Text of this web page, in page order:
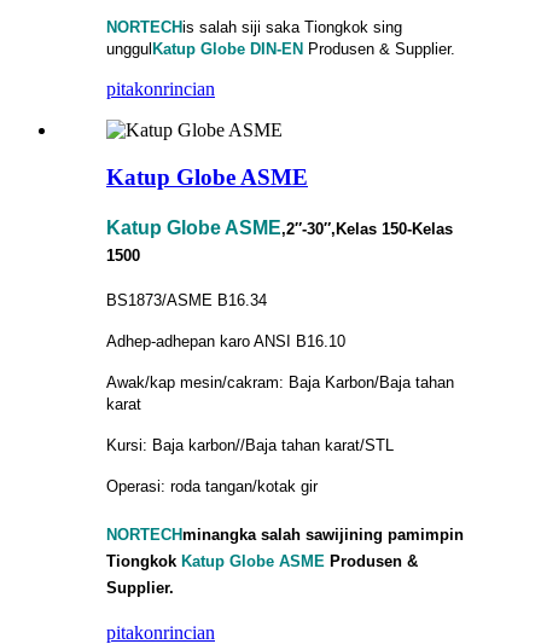
NORTECHis salah siji saka Tiongkok sing
unggul Katup Globe DIN-EN Produsen & Supplier.
pitakonrincian
Katup Globe ASME
Katup Globe ASME,2″-30″,Kelas 150-Kelas
1500
BS1873/ASME B16.34
Adhep-adhepan karo ANSI B16.10
Awak/kap mesin/cakram: Baja Karbon/Baja tahan
karat
Kursi: Baja karbon//Baja tahan karat/STL
Operasi: roda tangan/kotak gir
NORTECHminangka salah sawijining pamimpin
Tiongkok Katup Globe ASME Produsen &
Supplier.
pitakonrincian